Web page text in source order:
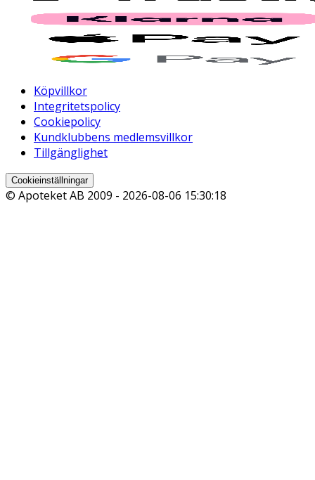
Köpvillkor
Integritetspolicy
Cookiepolicy
Kundklubbens medlemsvillkor
Tillgänglighet
Cookieinställningar
© Apoteket AB 2009 - 2026-08-06 15:30:18